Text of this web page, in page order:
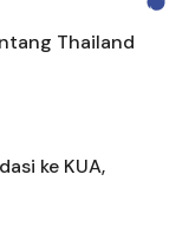
Thailand
ke KUA,